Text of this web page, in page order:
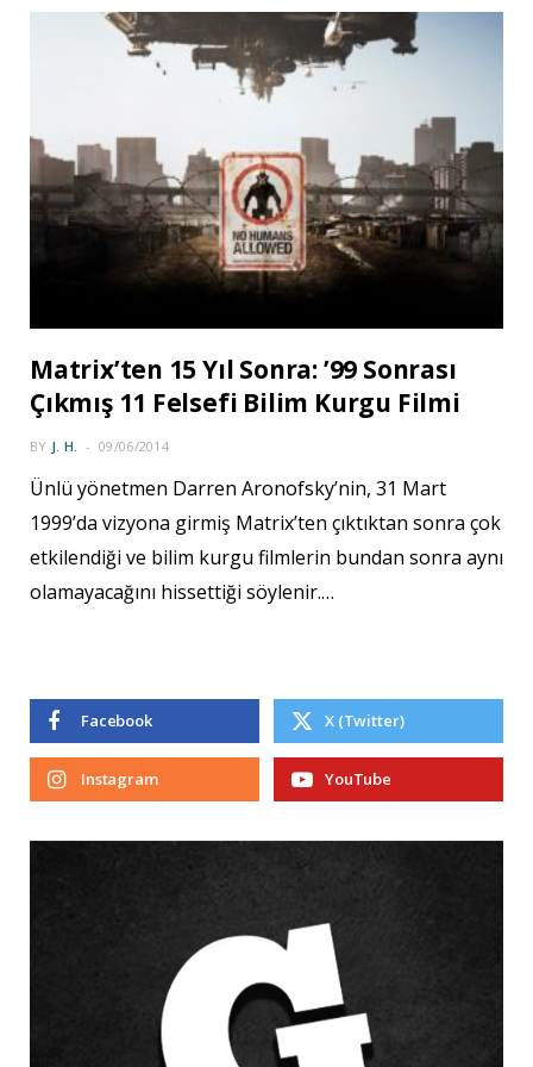
Matrix’ten 15 Yıl Sonra: ’99 Sonrası
Çıkmış 11 Felsefi Bilim Kurgu Filmi
BY J. H. 09/06/2014
Ünlü yönetmen Darren Aronofsky’nin, 31 Mart
1999’da vizyona girmiş Matrix’ten çıktıktan sonra çok
etkilendiği ve bilim kurgu filmlerin bundan sonra aynı
olamayacağını hissettiği söylenir.…
Facebook X (Twitter)
Instagram YouTube